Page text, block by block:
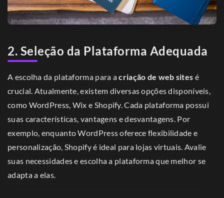
2. Seleção da Plataforma Adequada
A escolha da plataforma para acriação de web sites é
crucial. Atualmente, existem diversas opções disponíveis,
como WordPress, Wix e Shopify. Cada plataforma possui
suas características, vantagens e desvantagens. Por
exemplo, enquanto WordPress oferece flexibilidade e
personalização, Shopify é ideal para lojas virtuais. Avalie
suas necessidades e escolha a plataforma que melhor se
adapta a elas.